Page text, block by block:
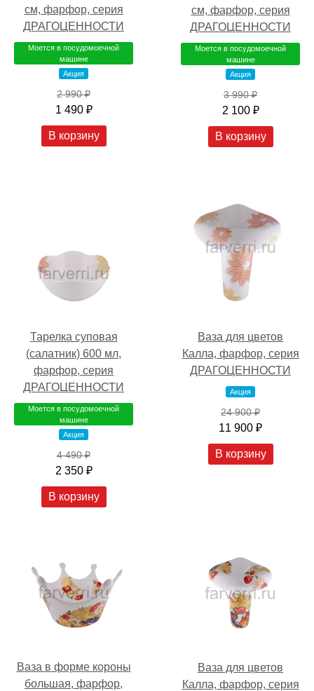
см, фарфор, серия
ДРАГОЦЕННОСТИ
Моется в посудомоечной
машине
Акция
2 990 ₽
1 490 ₽
В корзину
см, фарфор, серия
ДРАГОЦЕННОСТИ
Моется в посудомоечной
машине
Акция
3 990 ₽
2 100 ₽
В корзину
Тарелка суповая
(салатник) 600 мл,
фарфор, серия
ДРАГОЦЕННОСТИ
Моется в посудомоечной
машине
Акция
4 490 ₽
2 350 ₽
В корзину
Ваза для цветов
Калла, фарфор, серия
ДРАГОЦЕННОСТИ
Акция
24 900 ₽
11 900 ₽
В корзину
Ваза в форме короны
большая, фарфор,
Ваза для цветов
Калла, фарфор, серия